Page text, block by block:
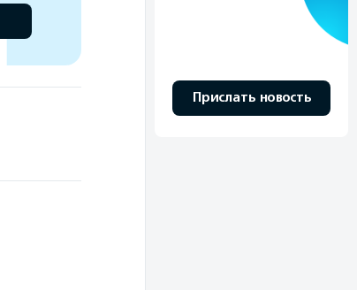
Прислать новость